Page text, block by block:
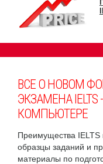
ВСЕ О НОВОМ
ЭКЗАМЕНА IELTS
КОМПЬЮТЕРЕ
Преимущества IELTS
образцы заданий и
материалы по